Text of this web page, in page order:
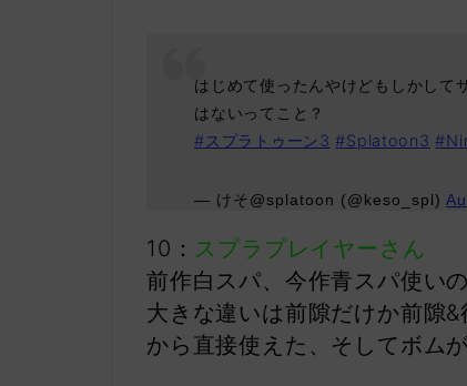
はじめて使ったんやけどもしかして
はないってこと？
#スプラトゥーン3 #Splatoon3
— けそ@splatoon (@keso_spl)
10： スプラプレイヤーさん
前作白スパ、今作青スパ使い
大きな違いは前隙だけか前隙
から直接使えた、そしてボム